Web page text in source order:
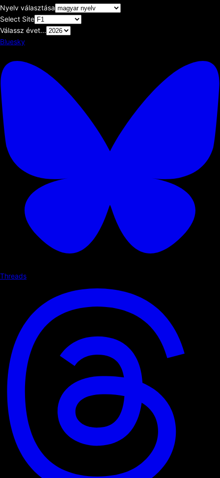
Nyelv választása
Select Site
Válassz évet...
Bluesky
Threads